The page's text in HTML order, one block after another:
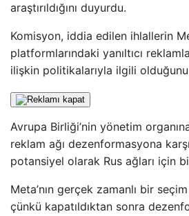
araştırıldığını duyurdu.
Komisyon, iddia edilen ihlallerin
platformlarındaki yanıltıcı
ilişkin politikalarıyla ilgili
Avrupa Birliği’nin yönetim
reklam ağı dezenformasyona
potansiyel olarak Rus ağları için
Meta’nın gerçek zamanlı bir
çünkü kapatıldıktan sonra